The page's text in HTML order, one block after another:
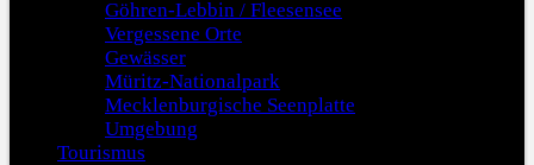
Göhren-Lebbin / Fleesensee
Vergessene Orte
Gewässer
Müritz-Nationalpark
Mecklenburgische Seenplatte
Umgebung
Tourismus